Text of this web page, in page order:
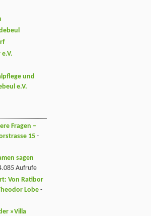
und
e.V.
Fragen –
15 -
sagen
Aufrufe
Von Ratibor
Lobe -
»Villa